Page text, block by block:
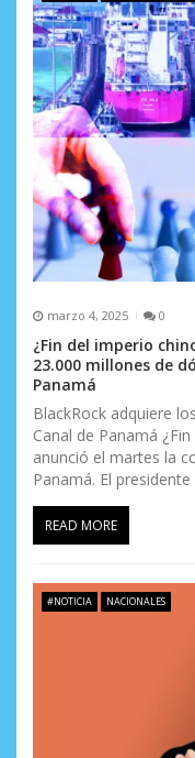
marzo 4, 2025 0
¿Fin del imperio
23.000 millones de
Panamá
BlackRock adquiere
Canal de Panamá
anunció el martes la
Panamá. El
READ MORE
#NOTICIA NACIONALES